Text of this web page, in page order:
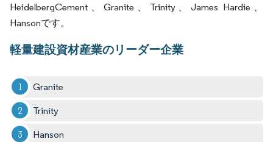
HeidelbergCement、Granite、Trinity、James Hardie、
Hansonです。
軽量建設資材産業のリーダー企業
Granite
Trinity
Hanson